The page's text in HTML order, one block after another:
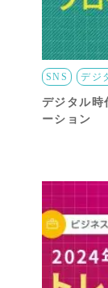
SNS デジ
デジタル時
ーション